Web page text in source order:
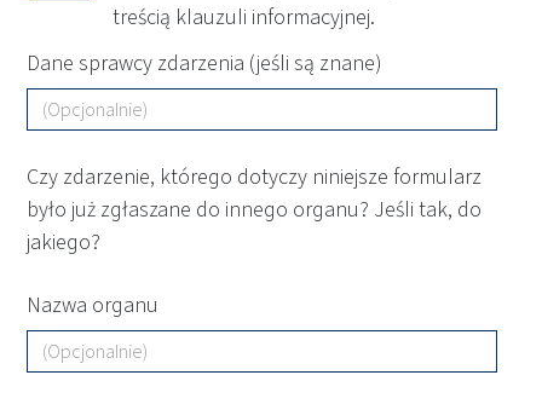
treścią klauzuli informacyjnej.
Dane sprawcy zdarzenia (jeśli są znane)
Czy zdarzenie, którego dotyczy niniejsze formularz
było już zgłaszane do innego organu? Jeśli tak, do
jakiego?
Nazwa organu